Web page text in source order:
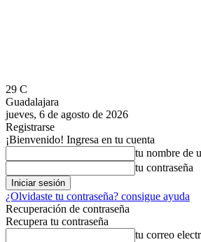
29 C
Guadalajara
jueves, 6 de agosto de 2026
Registrarse
¡Bienvenido! Ingresa en tu cuenta
tu nombre de
tu contraseña
¿Olvidaste tu contraseña? consigue ayuda
Recuperación de contraseña
Recupera tu contraseña
tu correo